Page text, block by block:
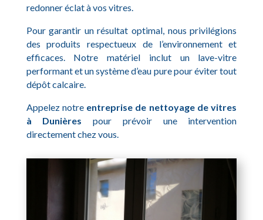
redonner éclat à vos vitres.
Pour garantir un résultat optimal, nous privilégions
des produits respectueux de l’environnement et
efficaces. Notre matériel inclut un lave-vitre
performant et un système d’eau pure pour éviter tout
dépôt calcaire.
Appelez notre entreprise de nettoyage de vitres
à Dunières pour prévoir une intervention
directement chez vous.